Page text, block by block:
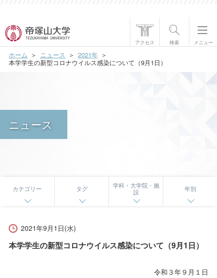
アクセス 検索 メニュー
帝塚山大学について
学部・大学院
研究・社会貢献
保護者の方へ 卒業生の方へ
企業・採用担当者の方へ
ホーム ニュース
2021年
本学学生の新型コロナウイルス感染について（9月1日）
ニュース
カテゴリー タグ
学科・大学院・施
設
年別
2021年9月1日(水)
本学学生の新型コロナウイルス感染について（9月1日）
令和３年９月１日